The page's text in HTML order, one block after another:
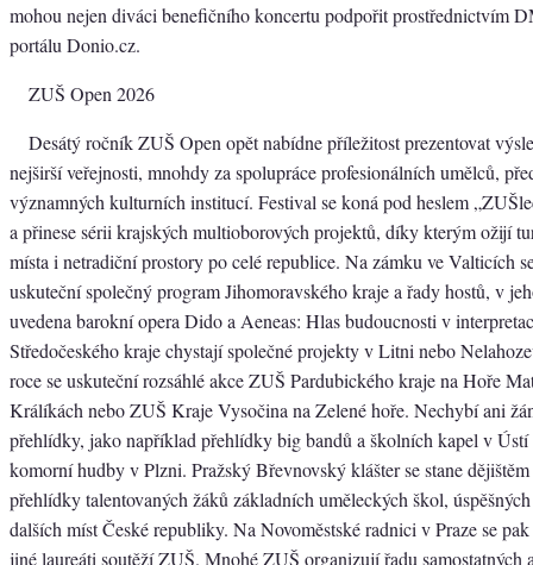
mohou nejen diváci benefičního koncertu podpořit prostřednictvím
portálu Donio.cz.
ZUŠ Open 2026
Desátý ročník ZUŠ Open opět nabídne příležitost prezentovat
nejširší veřejnosti, mnohdy za spolupráce profesionálních umělců,
významných kulturních institucí. Festival se koná pod heslem
a přinese sérii krajských multioborových projektů, díky kterým ožijí
místa i netradiční prostory po celé republice. Na zámku ve Valticích
uskuteční společný program Jihomoravského kraje a řady hostů, v
uvedena barokní opera Dido a Aeneas: Hlas budoucnosti v
Středočeského kraje chystají společné projekty v Litni nebo
roce se uskuteční rozsáhlé akce ZUŠ Pardubického kraje na Hoře
Králíkách nebo ZUŠ Kraje Vysočina na Zelené hoře. Nechybí ani
přehlídky, jako například přehlídky big bandů a školních kapel v Ústí
komorní hudby v Plzni. Pražský Břevnovský klášter se stane
přehlídky talentovaných žáků základních uměleckých škol,
dalších míst České republiky. Na Novoměstské radnici v Praze se
jiné laureáti soutěží ZUŠ. Mnohé ZUŠ organizují řadu samostatných